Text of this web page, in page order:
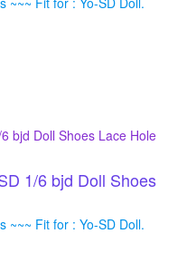
1/6 bjd Doll Shoes
~~~ Fit for : Yo-SD Doll.